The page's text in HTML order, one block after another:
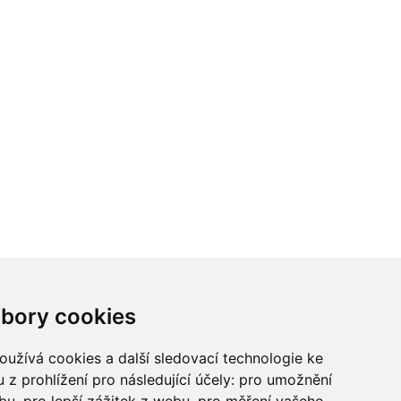
cookies
cookies a další sledovací technologie ke
z prohlížení pro následující účely: pro umožnění
Chcete spolupracovat?
Chalupu: